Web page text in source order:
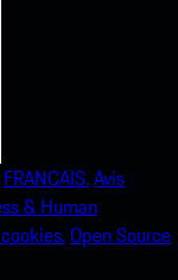
FRANCAIS.Avis
& Human
Open Source